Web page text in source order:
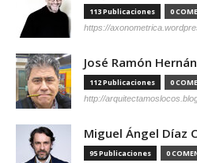
113 Publicaciones 0
https://
José Ramón
112 Publicaciones 0
http://
Miguel Ángel Díaz
95 Publicaciones 0